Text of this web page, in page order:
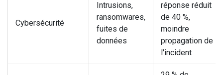
Cybersécurité
Intrusions,
ransomwares,
fuites de
données
réponse réduit
de 40 %,
moindre
propagation de
l'incident